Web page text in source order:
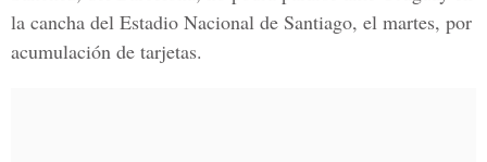
la cancha del Estadio Nacional de Santiago, el martes, por
acumulación de tarjetas.